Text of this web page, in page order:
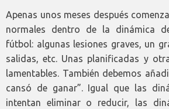
Apenas unos meses después
normales dentro de la dinámica
fútbol: algunas lesiones graves, un
salidas, etc. Unas planificadas y
lamentables. También debemos
cansó de ganar”. Igual que las
intentan eliminar o reducir, las